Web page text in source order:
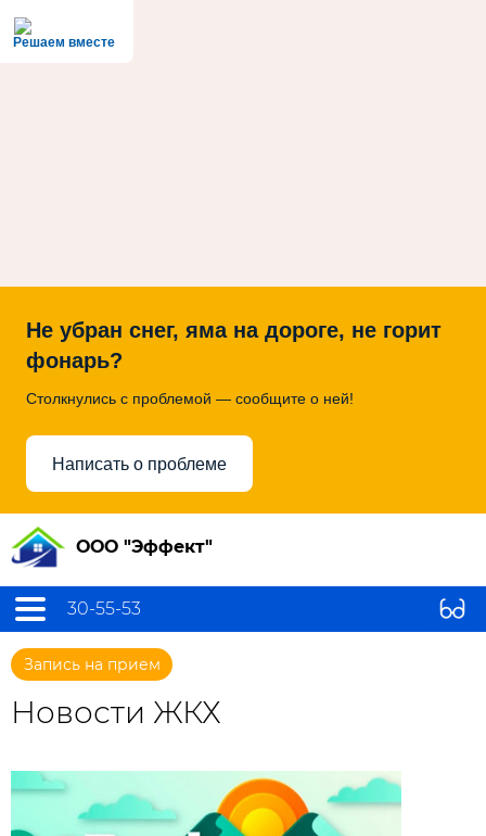
Решаем вместе
Не убран снег, яма на дороге, не горит
фонарь?
Столкнулись с проблемой — сообщите о ней!
Написать о проблеме
ООО "Эффект"
30-55-53
Запись на прием
Новости ЖКХ